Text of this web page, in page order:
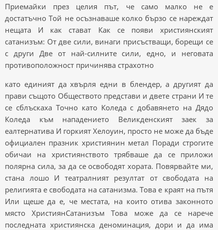
Приемайки през целия път, че само малко не е
достатъчно Той не осъзнаваше колко бързо се нареждат
нещата И как стават Как се появи християнският
сатанизъм: От две сили, винаги присъстващи, борещи се
с други Две от най-силните сили, едно, и неговата
противоположност причинява страхотно
като единият да хвърля едни в блендер, а другият да
прави същото Обществото представи и двете страни И те
се сблъскаха Точно като Коледа с добавянето на Дядо
Коледа към нападението Великденският заек за
еалтернатива И горкият Хелоуин, просто не може да бъде
официален празник християнин метал Поради строгите
обичаи на християнството трябваше да се приложи
полярна сила, за да се освободят хората. Повярвайте ми,
стана лошо И театралният резултат от свободата на
религията е свободата на сатанизма. Това е краят на пътя
Или щеше да е, че местата, на които отива законното
място ХристиянСатанизъм Това може да се нарече
последната християнска деноминация, дори и да има